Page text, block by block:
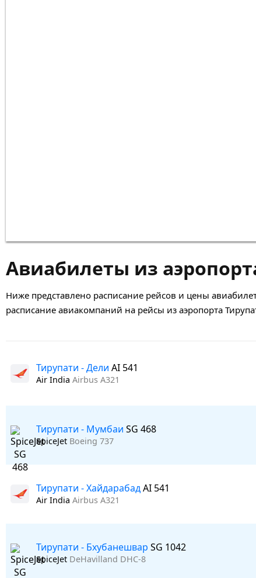
Авиабилеты из
Ниже представлено расписание рейсов и цены
расписание авиакомпаний на рейсы из аэропорта
Тирупати - Дели AI 541
Air India Airbus A321
Тирупати - Мумбаи SG 468
SpiceJet Boeing 737
Тирупати - ХайдарабадAI 541
Air India Airbus A321
Тирупати - Бхубанешвар SG 1042
SpiceJet DeHavilland DHC-8